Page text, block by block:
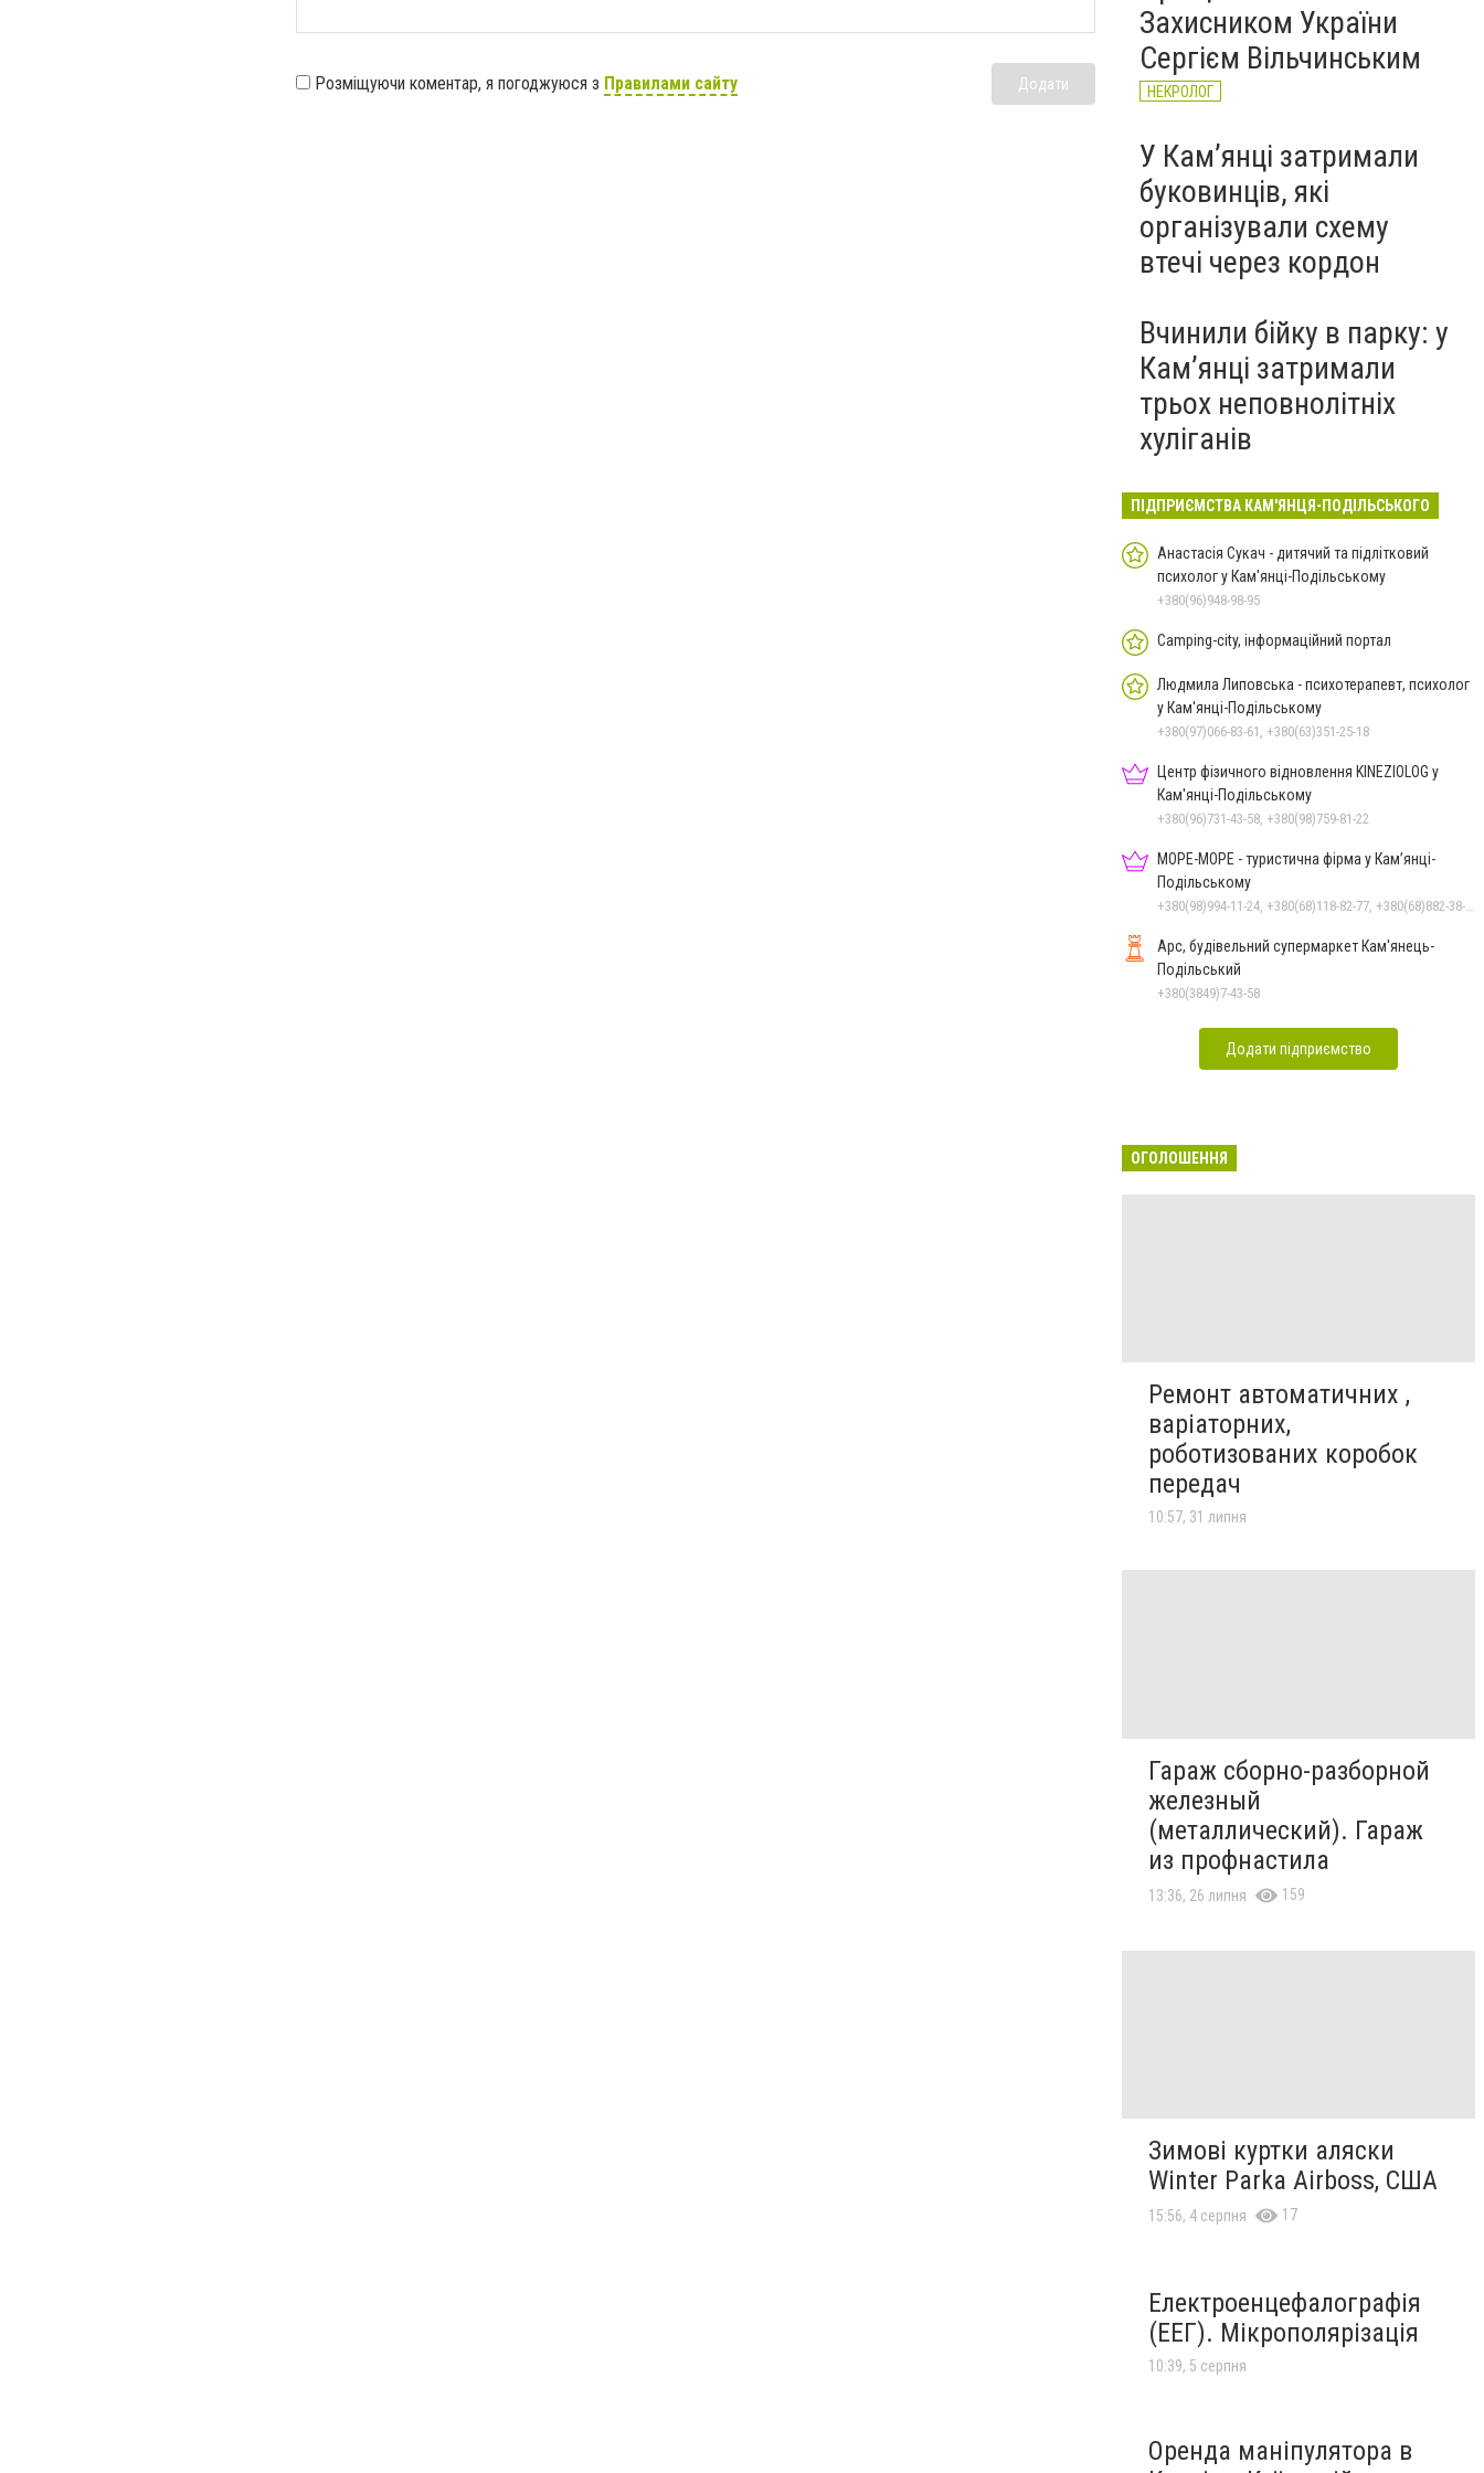
Розміщуючи коментар, я погоджуюся з Правилами сайту Додати
Захисником України
Сергієм Вільчинським
НЕКРОЛОГ
У Кам’янці затримали
буковинців, які
організували схему
втечі через кордон
Вчинили бійку в парку: у
Кам’янці затримали
трьох неповнолітніх
хуліганів
ПІДПРИЄМСТВА КАМ'ЯНЦЯ-ПОДІЛЬСЬКОГО
Анастасія Сукач - дитячий та підлітковий
психолог у Кам'янці-Подільському
+380(96)948-98-95
Camping-city, інформаційний портал
Людмила Липовська - психотерапевт, психолог
у Кам'янці-Подільському
+380(97)066-83-61, +380(63)351-25-18
Центр фізичного відновлення KINEZIOLOG у
Кам'янці-Подільському
+380(96)731-43-58, +380(98)759-81-22
МОРЕ-МОРЕ - туристична фірма у Кам’янці-
Подільському
+380(98)994-11-24, +380(68)118-82-77, +380(68)882-38-28
Арс, будівельний супермаркет Кам'янець-
Подільський
+380(3849)7-43-58
Додати підприємство
ОГОЛОШЕННЯ
Ремонт автоматичних ,
варіаторних,
роботизованих коробок
передач
10:57, 31 липня
Гараж сборно-разборной
железный
(металлический). Гараж
из профнастила
13:36, 26 липня 159
Зимові куртки аляски
Winter Parka Airboss, США
15:56, 4 серпня 17
Електроенцефалографія
(ЕЕГ). Мікрополярізація
10:39, 5 серпня
Оренда маніпулятора в